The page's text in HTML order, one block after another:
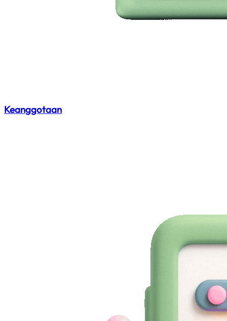
Keanggotaan